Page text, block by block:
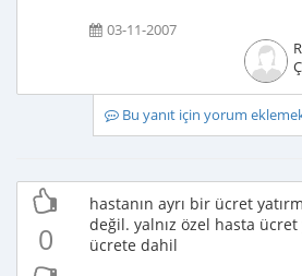
03-11-2007
Bu yanıt için yorum
0
hastanın ayrı bir ücret
değil. yalnız özel hasta ücret
ücrete dahil